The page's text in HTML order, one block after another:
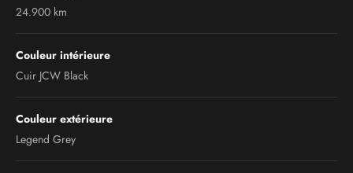
24.900 km
Couleur intérieure
Cuir JCW Black
Couleur extérieure
Legend Grey